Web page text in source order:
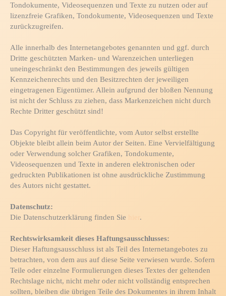
Tondokumente, Videosequenzen und Texte zu nutzen oder auf
lizenzfreie Grafiken, Tondokumente, Videosequenzen und Texte
zurückzugreifen.
Alle innerhalb des Internetangebotes genannten und ggf. durch
Dritte geschützten Marken- und Warenzeichen unterliegen
uneingeschränkt den Bestimmungen des jeweils gültigen
Kennzeichenrechts und den Besitzrechten der jeweiligen
eingetragenen Eigentümer. Allein aufgrund der bloßen Nennung
ist nicht der Schluss zu ziehen, dass Markenzeichen nicht durch
Rechte Dritter geschützt sind!
Das Copyright für veröffentlichte, vom Autor selbst erstellte
Objekte bleibt allein beim Autor der Seiten. Eine Vervielfältigung
oder Verwendung solcher Grafiken, Tondokumente,
Videosequenzen und Texte in anderen elektronischen oder
gedruckten Publikationen ist ohne ausdrückliche Zustimmung
des Autors nicht gestattet.
Datenschutz:
Die Datenschutzerklärung finden Sie
.
Rechtswirksamkeit dieses Haftungsausschlusses:
Dieser Haftungsausschluss ist als Teil des Internetangebotes zu
betrachten, von dem aus auf diese Seite verwiesen wurde. Sofern
Teile oder einzelne Formulierungen dieses Textes der geltenden
Rechtslage nicht, nicht mehr oder nicht vollständig entsprechen
sollten, bleiben die übrigen Teile des Dokumentes in ihrem Inhalt